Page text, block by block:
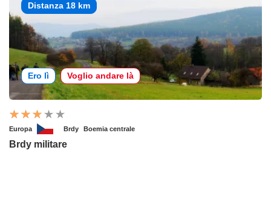
Distanza 18 km
Ero lì Voglio andare là
Europa Brdy Boemia centrale
Brdy militare